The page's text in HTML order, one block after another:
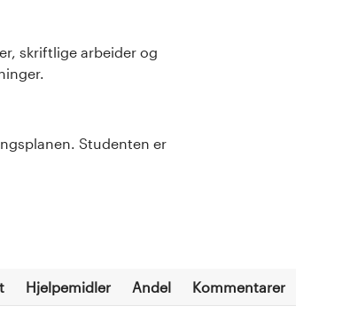
skriftlige arbeider og
Studenten er
Hjelpemidler Andel Kommentarer